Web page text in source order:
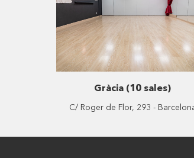
Gràcia (10 sales)
C/ Roger de Flor, 293 -